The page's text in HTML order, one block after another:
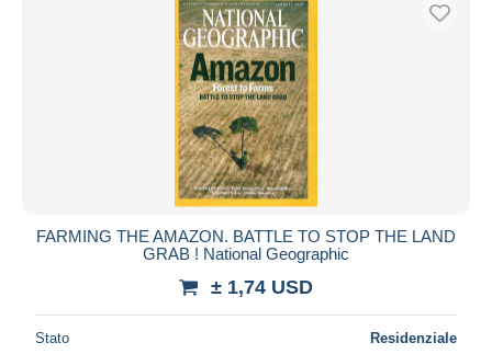
FARMING THE AMAZON. BATTLE TO STOP THE LAND
GRAB ! National Geographic
± 1,74 USD
Stato Residenziale